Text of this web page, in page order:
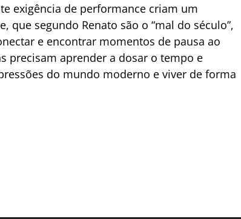
exigência de performance criam um
segundo Renato são o “mal do século”,
e encontrar momentos de pausa ao
precisam aprender a dosar o tempo e
do mundo moderno e viver de forma